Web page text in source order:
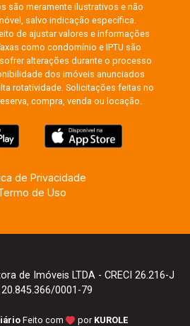
são meramente ilustrativos e não
salvo indicação específica.
de ajustar valores e informações
como condomínio e IPTU são
alterações durante o processo
dos imóveis anunciados
rotatividade. Solicitações feitas no
compra, venda ou locação.
de Privacidade
de Uso
de Imóveis LTDA - CRECI 26.216-J
20.845.366/0001-79
Feito com por KUROLE